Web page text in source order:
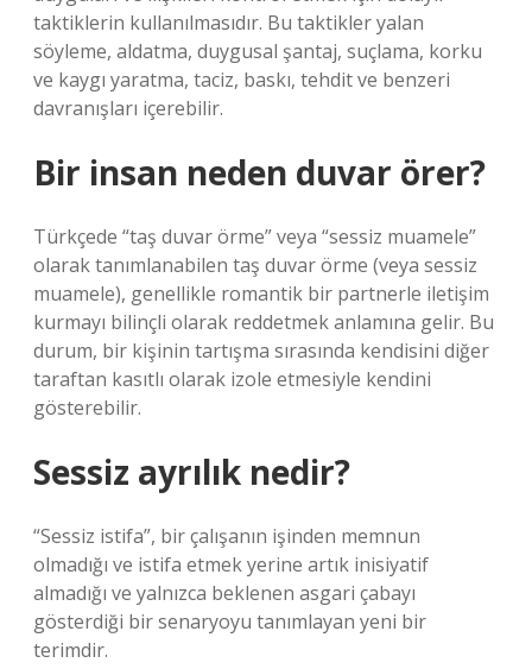
taktiklerin kullanılmasıdır. Bu taktikler yalan
söyleme, aldatma, duygusal şantaj, suçlama, korku
ve kaygı yaratma, taciz, baskı, tehdit ve benzeri
davranışları içerebilir.
Bir insan neden duvar örer?
Türkçede “taş duvar örme” veya “sessiz muamele”
olarak tanımlanabilen taş duvar örme (veya sessiz
muamele), genellikle romantik bir partnerle iletişim
kurmayı bilinçli olarak reddetmek anlamına gelir. Bu
durum, bir kişinin tartışma sırasında kendisini diğer
taraftan kasıtlı olarak izole etmesiyle kendini
gösterebilir.
Sessiz ayrılık nedir?
“Sessiz istifa”, bir çalışanın işinden memnun
olmadığı ve istifa etmek yerine artık inisiyatif
almadığı ve yalnızca beklenen asgari çabayı
gösterdiği bir senaryoyu tanımlayan yeni bir
terimdir.